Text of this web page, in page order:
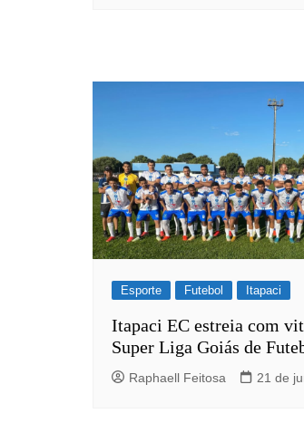
Jaraguá
Jataí
Nova
Nova
Nova
Nova
Esporte Futebol Itapaci
Itapaci EC estreia com
Super Liga Goiás de
Raphaell Feitosa 21 de